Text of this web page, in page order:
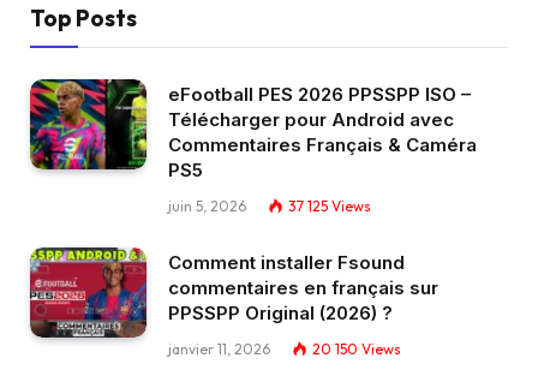
Top Posts
eFootball PES 2026 PPSSPP ISO –
Télécharger pour Android avec
Commentaires Français & Caméra
PS5
juin 5, 2026 37 125 Views
Comment installer Fsound
commentaires en français sur
PPSSPP Original (2026) ?
janvier 11, 2026 20 150 Views